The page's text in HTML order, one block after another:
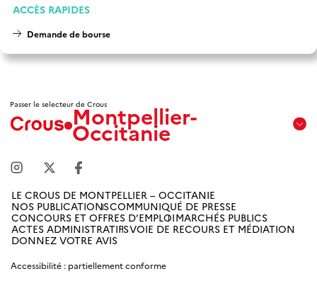
ACCÈS RAPIDES
Demande de bourse
Passer le selecteur de CrousMontpellier-
Occitanie
Avignon
Amiens
Picardie
Antilles
Guyane
LE CROUS DE MONTPELLIER – OCCITANIE
NOS PUBLICATIONSCOMMUNIQUÉ DE PRESSE
CONCOURS ET OFFRES D’EMPLOIMARCHÉS PUBLICS
ACTES ADMINISTRATIFSVOIE DE RECOURS ET MÉDIATION
DONNEZ VOTRE AVIS
Accessibilité : partiellement conforme